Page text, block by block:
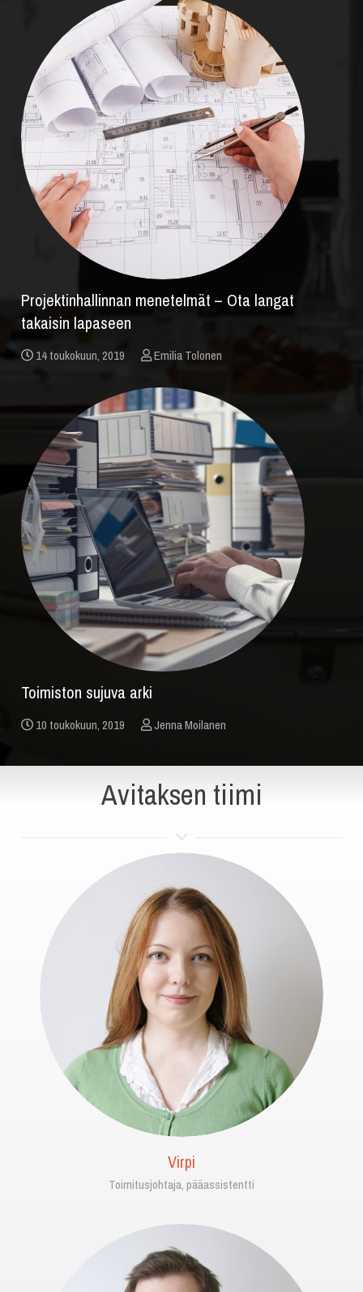
Projektinhallinnan menetelmät – Ota langat
takaisin lapaseen
14 toukokuun, 2019 Emilia Tolonen
Toimiston sujuva arki
10 toukokuun, 2019 Jenna Moilanen
Avitaksen tiimi
Virpi
Toimitusjohtaja, pääassistentti